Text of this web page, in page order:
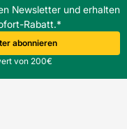
Newsletter und erhalten
Rabatt.*
abonnieren
von 200€